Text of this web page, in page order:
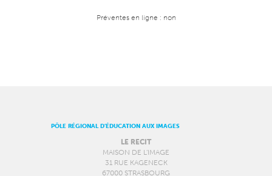
Préventes en ligne : non
PÔLE RÉGIONAL D’ÉDUCATION AUX IMAGES
LE RECIT
MAISON DE L’IMAGE
31 RUE KAGENECK
67000 STRASBOURG